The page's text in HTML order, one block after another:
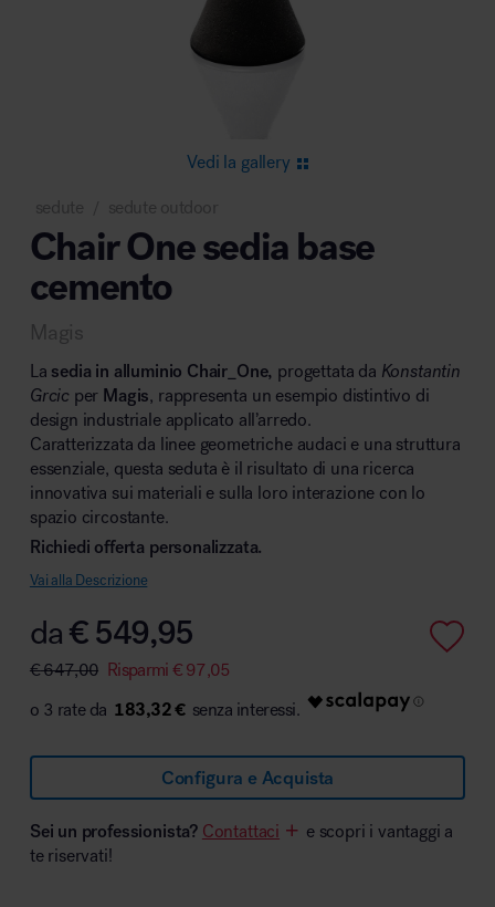
Area lounge e attesa
Area outdoor
Vedi la gallery
sedute sedute outdoor
Chair One sedia base
cemento
Magis
La sedia in alluminio Chair_One, progettata da Konstantin
Grcic per Magis, rappresenta un esempio distintivo di
design industriale applicato all’arredo.
Caratterizzata da linee geometriche audaci e una struttura
essenziale, questa seduta è il risultato di una ricerca
innovativa sui materiali e sulla loro interazione con lo
spazio circostante.
Richiedi offerta personalizzata.
Vai alla Descrizione
da€549,95
€647,00 Risparmi €97,05
183,32 €
Configura e Acquista
Sei un professionista? Contattaci
e scopri i vantaggi a
te riservati!